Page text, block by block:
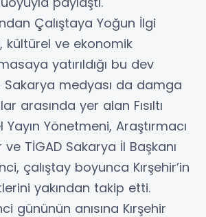
Çalıştaya Yoğun İlgi
kültürel ve ekonomik
yatırıldığı bu dev
medyası da damga
arasında yer alan Fısıltı
Yönetmeni, Araştırmacı
TİGAD Sakarya İl Başkanı
çalıştay boyunca Kırşehir’in
yakından takip etti.
gününün anısına Kırşehir